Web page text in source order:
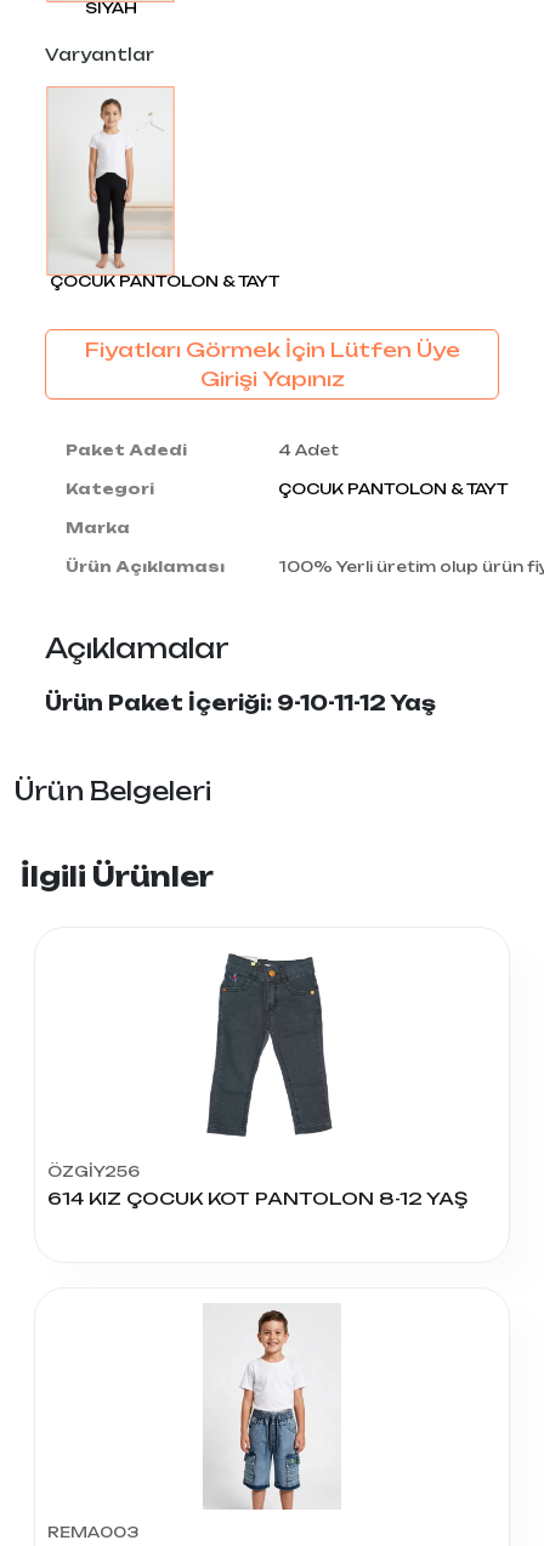
SIYAH
Varyantlar
ÇOCUK PANTOLON & TAYT
Fiyatları Görmek İçin Lütfen Üye
Girişi Yapınız
Paket Adedi 4 Adet
Kategori ÇOCUK PANTOLON & TAYT
Marka
Ürün Açıklaması 100% Yerli üretim olup ürün
Açıklamalar
Ürün Paket İçeriği: 9-10-11-12 Yaş
Ürün Belgeleri
İlgili Ürünler
ÖZGİY256
614 KIZ ÇOCUK KOT PANTOLON 8-12 YAŞ
REMA003